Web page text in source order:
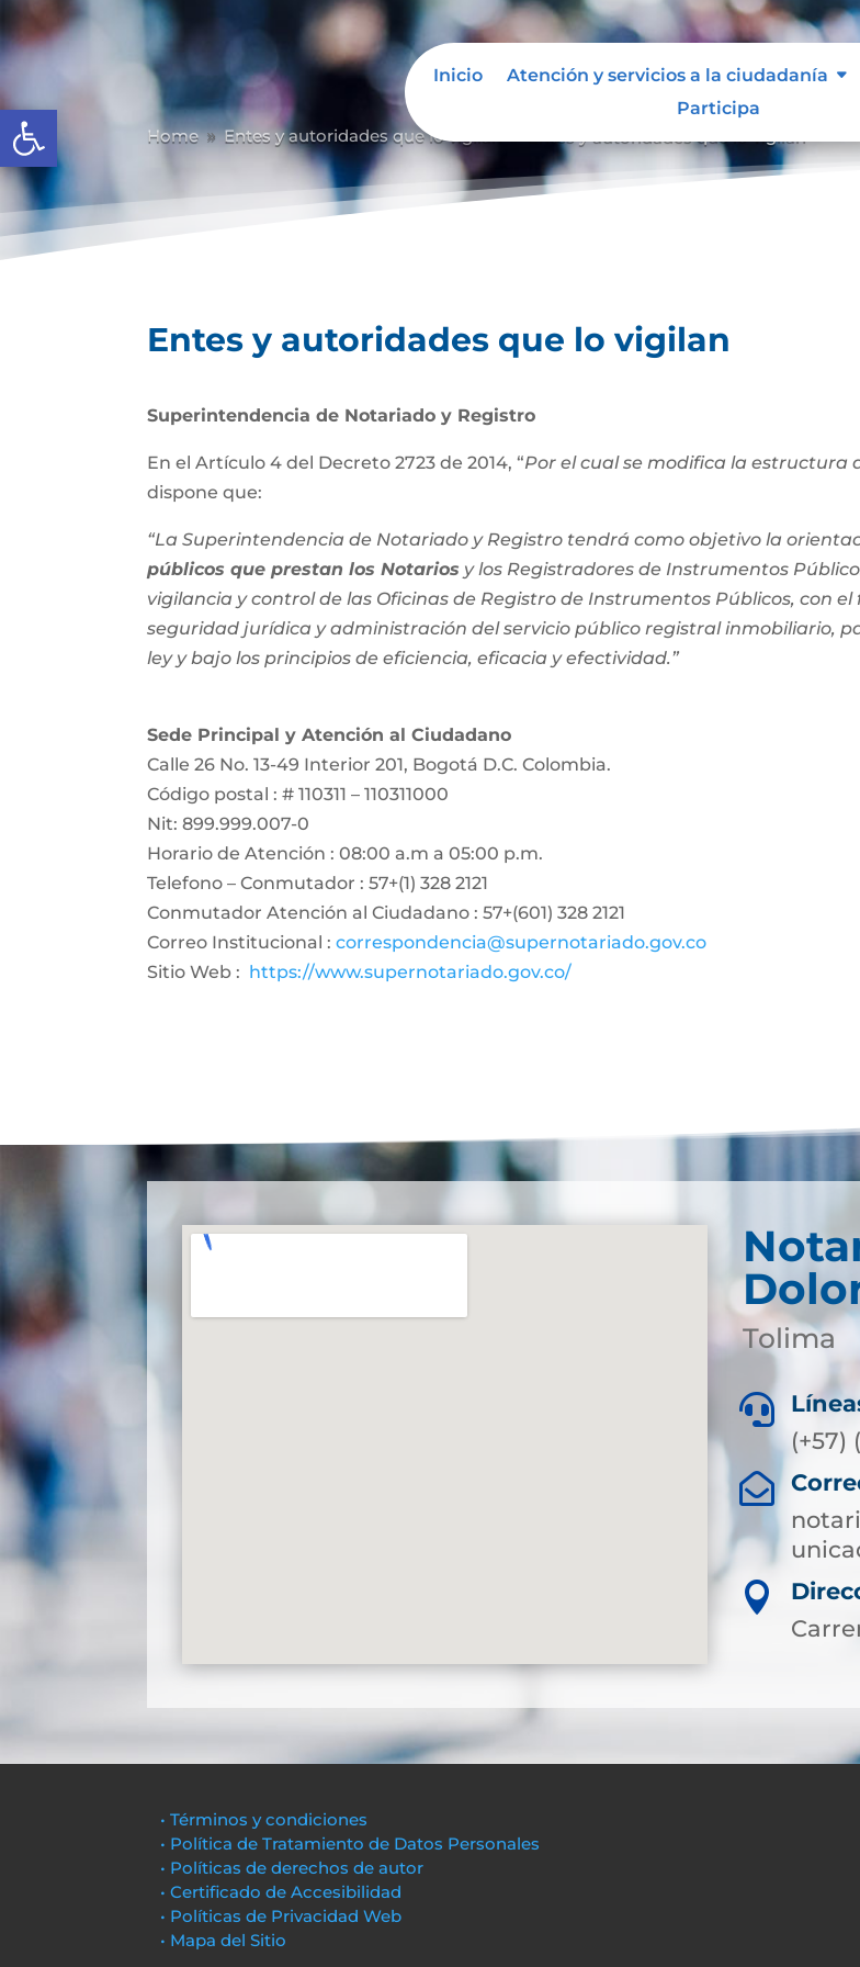
Abrir barra de herramientas
Inicio Atención y servicios a la ciudadanía
Participa
Home 9 Entes y autoridades que lo vigilan
Entes y autoridades que lo vigilan
Superintendencia de Notariado y Registro
En el Artículo 4 del Decreto 2723 de 2014, “Por el cual se modifica la estructura
dispone que:
“La Superintendencia de Notariado y Registro tendrá como objetivo la
públicos que prestan los Notarios y los Registradores de Instrumentos
vigilancia y control de las Oficinas de Registro de Instrumentos Públicos, con
seguridad jurídica y administración del servicio público registral inmobiliario,
ley y bajo los principios de eficiencia, eficacia y efectividad.”
Sede Principal y Atención al Ciudadano
Calle 26 No. 13-49 Interior 201, Bogotá D.C. Colombia.
Código postal : # 110311 – 110311000
Nit: 899.999.007-0
Horario de Atención : 08:00 a.m a 05:00 p.m.
Telefono – Conmutador : 57+(1) 328 2121
Conmutador Atención al Ciudadano : 57+(601) 328 2121
Correo Institucional : correspondencia@supernotariado.gov.co
Sitio Web : https://www.supernotariado.gov.co/
Tolima

(+57)


• Términos y condiciones
• Política de Tratamiento de Datos Personales
• Políticas de derechos de autor
• Certificado de Accesibilidad
• Políticas de Privacidad Web
• Mapa del Sitio